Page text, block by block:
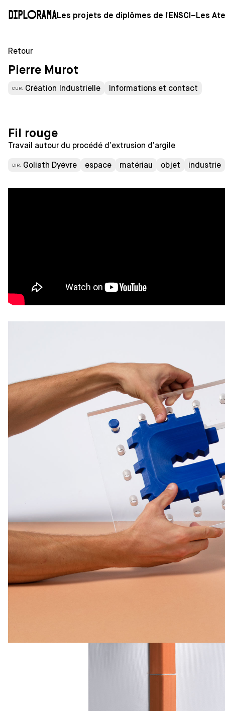
DiploramaLes projets de diplômes de l'ENSCI–Les
Retour
Pierre Murot
CUR. Création Industrielle Informations et contact
Fil rouge
Travail autour du procédé d’extrusion d’argile
DIR. Goliath Dyèvre espace matériau objet industrie